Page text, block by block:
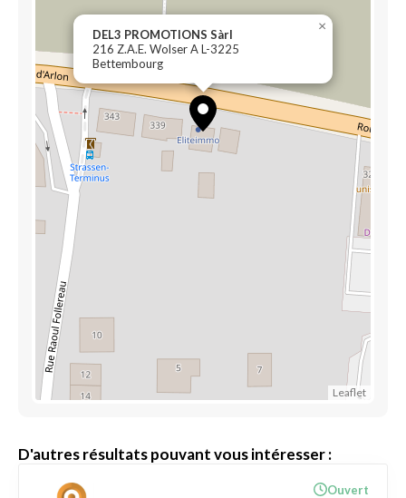
DEL3 PROMOTIONS Sàrl
216 Z.A.E. Wolser A L-3225
Bettembourg
×
Leaflet
D'autres résultats pouvant vous intéresser :
Ouvert